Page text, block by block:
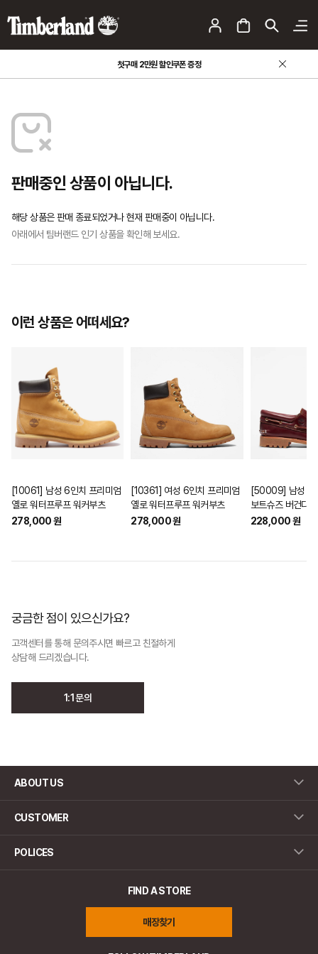
첫구매 2만원 할인쿠폰 증정
판매중인 상품이 아닙니다.
해당 상품은 판매 종료되었거나 현재 판매중이 아닙니다.
아래에서 팀버랜드 인기 상품을 확인해 보세요.
이런 상품은 어떠세요?
[10061] 남성 6인치 프리미엄
옐로 워터프루프 워커부츠
278,000 원
[10361] 여성 6인치 프리미엄
옐로 워터프루프 워커부츠
278,000 원
[50009] 남성 클
보트슈즈 버건디
228,000 원
궁금한 점이 있으신가요?
고객센터를 통해 문의주시면 빠르고 친절하게
상담해 드리겠습니다.
1:1 문의
ABOUT US
CUSTOMER
POLICES
FIND A STORE
매장찾기